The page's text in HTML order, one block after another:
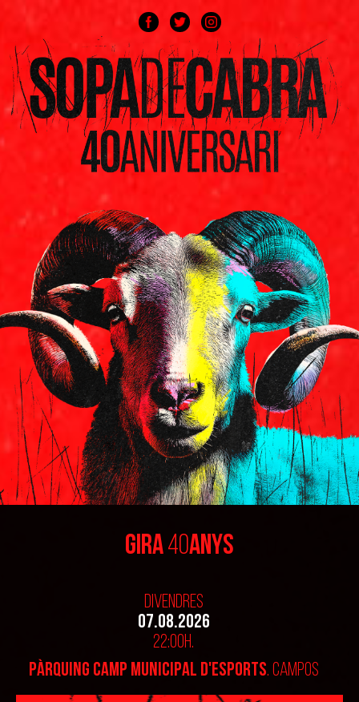
Gira40Anys
Divendres
07.08.2026
22:00h.
Pàrquing Camp Municipal d'Esports. CAMPOS